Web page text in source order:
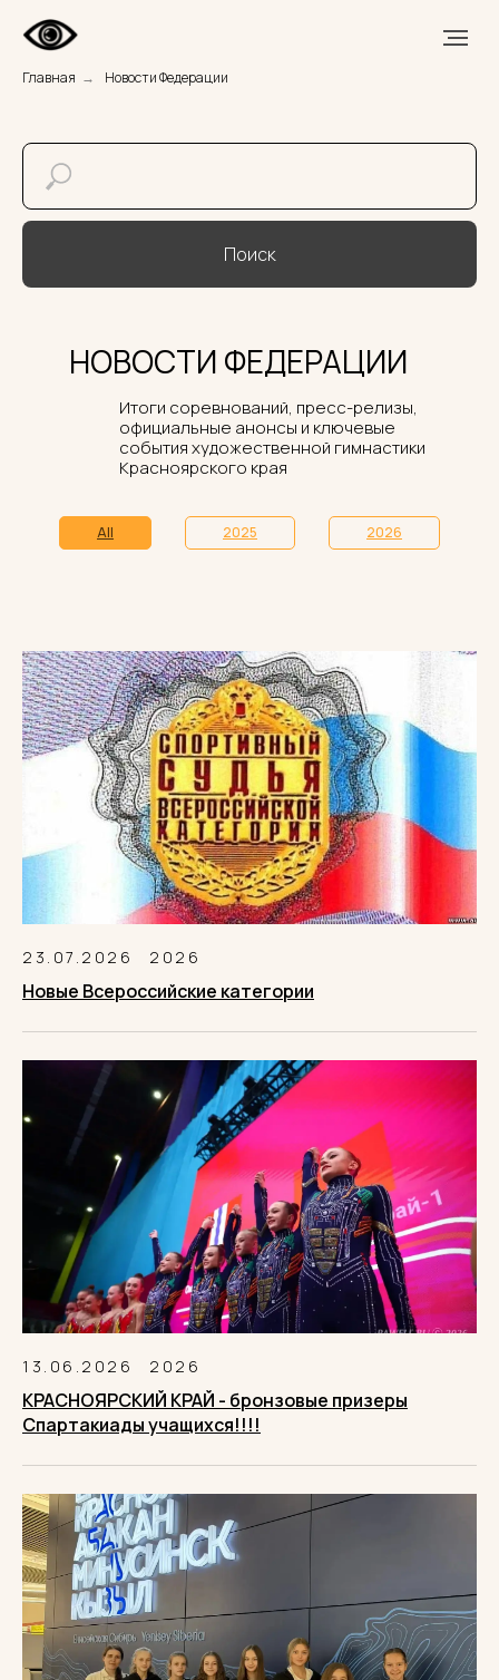
Главная → Новости Федерации
Поиск
Итоги соревнований, пресс-релизы,
официальные анонсы и ключевые
события художественной гимнастики
Красноярского края
НОВОСТИ ФЕДЕРАЦИИ
All 2025 2026
23.07.2026 2026
Новые Всероссийские категории
13.06.2026 2026
КРАСНОЯРСКИЙ КРАЙ - бронзовые призеры
Спартакиады учащихся!!!!